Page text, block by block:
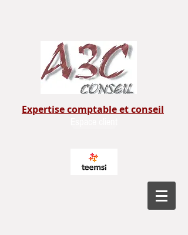
Expertise comptable et conseil